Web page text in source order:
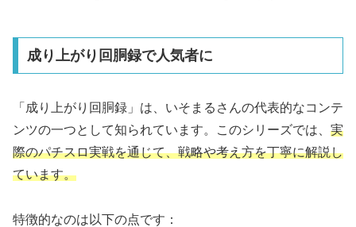
成り上がり回胴録で人気者に
「成り上がり回胴録」は、いそまるさんの代表的なコンテ
ンツの一つとして知られています。このシリーズでは、 実
際のパチスロ実戦を通じて、戦略や考え方を丁寧に解説し
ています。
特徴的なのは以下の点です：